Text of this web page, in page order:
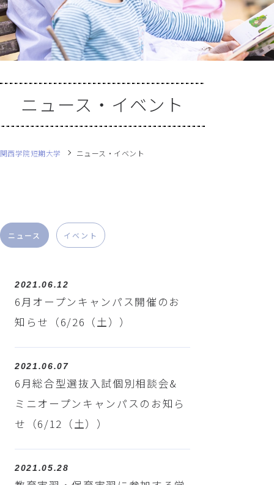
ニュース・イベント
関西学院短期大学 ニュース・イベント
ニュース イベント
2021.06.12
6月オープンキャンパス開催のお
知らせ（6/26（土））
2021.06.07
6月総合型選抜入試個別相談会&
ミニオープンキャンパスのお知ら
せ（6/12（土））
2021.05.28